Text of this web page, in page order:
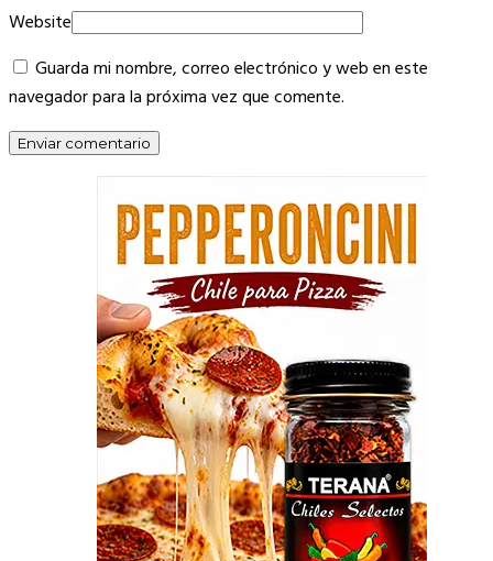
Website
Guarda mi nombre, correo electrónico y web en este
navegador para la próxima vez que comente.